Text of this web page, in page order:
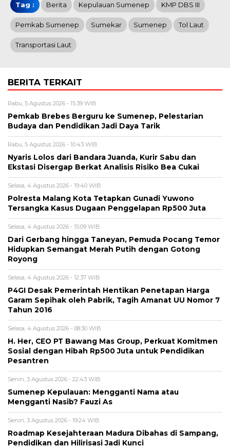
Tag : Berita Kepulauan Sumenep KMP DBS III
Pemkab Sumenep Sumekar Sumenep Tol Laut
Transportasi Laut
BERITA TERKAIT
Rabu, 5 Agustus 2026 - 15:39 WIB
Pemkab Brebes Berguru ke Sumenep, Pelestarian
Budaya dan Pendidikan Jadi Daya Tarik
Rabu, 5 Agustus 2026 - 10:43 WIB
Nyaris Lolos dari Bandara Juanda, Kurir Sabu dan
Ekstasi Disergap Berkat Analisis Risiko Bea Cukai
Selasa, 4 Agustus 2026 - 19:40 WIB
Polresta Malang Kota Tetapkan Gunadi Yuwono
Tersangka Kasus Dugaan Penggelapan Rp500 Juta
Selasa, 4 Agustus 2026 - 15:09 WIB
Dari Gerbang hingga Taneyan, Pemuda Pocang Temor
Hidupkan Semangat Merah Putih dengan Gotong
Royong
Selasa, 4 Agustus 2026 - 12:37 WIB
P4GI Desak Pemerintah Hentikan Penetapan Harga
Garam Sepihak oleh Pabrik, Tagih Amanat UU Nomor 7
Tahun 2016
Selasa, 4 Agustus 2026 - 08:30 WIB
H. Her, CEO PT Bawang Mas Group, Perkuat Komitmen
Sosial dengan Hibah Rp500 Juta untuk Pendidikan
Pesantren
Senin, 3 Agustus 2026 - 22:43 WIB
Sumenep Kepulauan: Mengganti Nama atau
Mengganti Nasib? Fauzi As
Senin, 3 Agustus 2026 - 19:24 WIB
Roadmap Kesejahteraan Madura Dibahas di Sampang,
Pendidikan dan Hilirisasi Jadi Kunci